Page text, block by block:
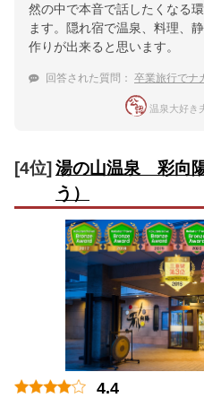
然の中で本音で話したくなる
ます。隠れ宿で温泉、料理、
作りが出来ると思います。
回答された質問： 卒業旅行でナ
温泉大好き
[4位]湯の山温泉 彩向
う）
4.4